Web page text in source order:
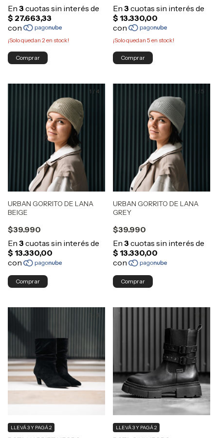
¡Solo quedan 2 en stock!
Comprar
¡Solo quedan 5 en stock!
Comprar
1 / 4
URBAN GORRITO DE LANA
BEIGE
$39.990
Comprar
1 / 5
URBAN GORRITO DE LANA
GREY
$39.990
Comprar
4
LLEVÁ 3 Y PAGÁ 2
1
LLEVÁ 3 Y PAGÁ 2